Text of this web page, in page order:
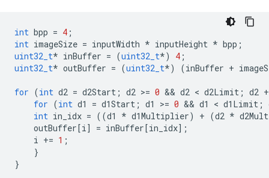
int bpp = 4 ;
int imageSize = inputWidth * inputHeight * bpp ;
uint32_t* inBuffer = (uint32_t*) 4 ;
uint32_t* outBuffer = (uint32_t*) (inBuffer +
for (int d2 = d2Start ; d2 >= 0 && d2 < d2Limit ; d2
for (int d1 = d1Start ; d1 >= 0 && d1 < d1Limit ;
int in_idx = ((d1 * d1Multiplier) + (d2 *
outBuffer[i] = inBuffer[in_idx];
i += 1 ;
}
}